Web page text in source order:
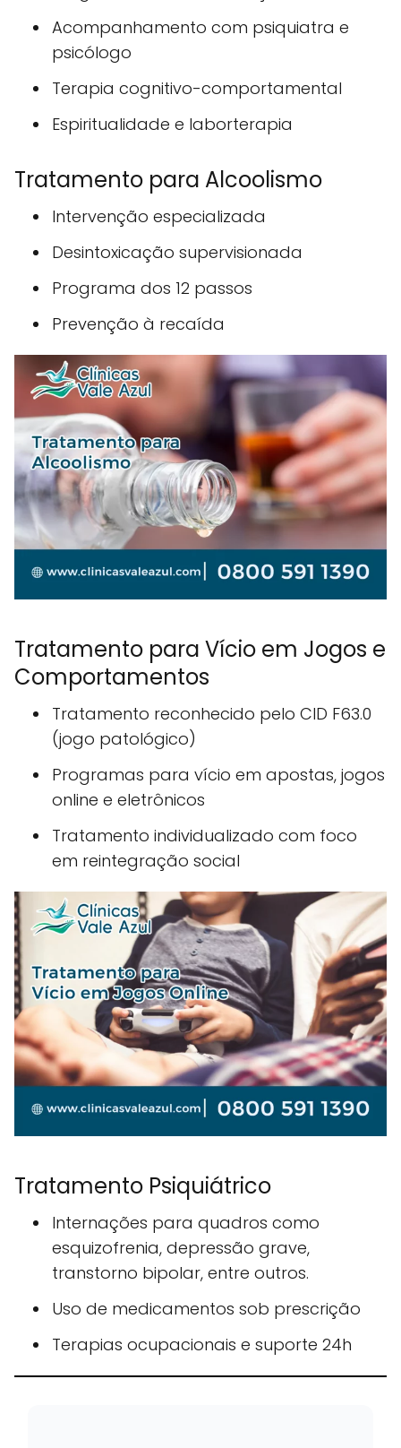
Acompanhamento com psiquiatra e
psicólogo
Terapia cognitivo-comportamental
Espiritualidade e laborterapia
Tratamento para Alcoolismo
Intervenção especializada
Desintoxicação supervisionada
Programa dos 12 passos
Prevenção à recaída
Tratamento para Vício em Jogos e
Comportamentos
Tratamento reconhecido pelo CID F63.0
(jogo patológico)
Programas para vício em apostas, jogos
online e eletrônicos
Tratamento individualizado com foco
em reintegração social
Tratamento Psiquiátrico
Internações para quadros como
esquizofrenia, depressão grave,
transtorno bipolar, entre outros.
Uso de medicamentos sob prescrição
Terapias ocupacionais e suporte 24h